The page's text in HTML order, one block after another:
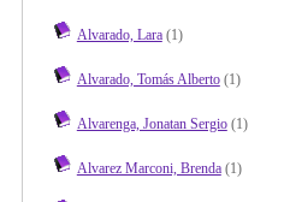
Alvarado, Lara(1)
Alvarado, Tomás Alberto(1)
Alvarenga, Jonatan Sergio(1)
Alvarez Marconi, Brenda(1)